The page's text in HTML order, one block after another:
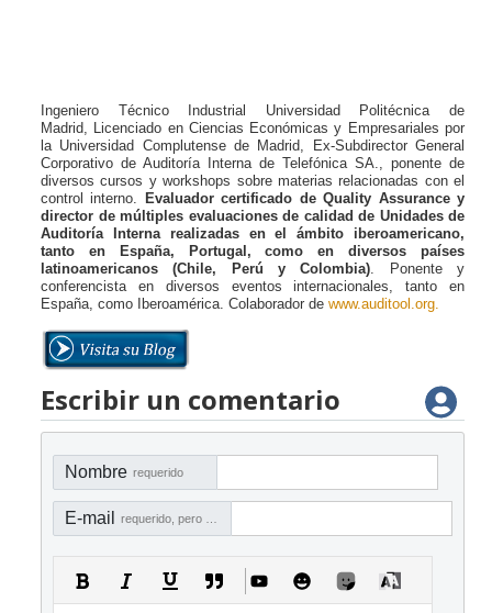
ngeniero Técnico Industrial Universidad Politécnica de
Madrid, Licenciado en Ciencias Económicas y Empresariales por
la Universidad Complutense de Madrid,
Ex-Subdirector General
Corporativo de Auditoría Interna de Telefónica SA., ponente de
diversos cursos y workshops sobre materias relacionadas con el
control interno.
Evaluador certificado de Quality Assurance y
director de múltiples evaluaciones de calidad de Unidades de
Auditoría Interna realizadas en el ámbito iberoamericano,
tanto en España, Portugal, como en diversos países
latinoamericanos (Chile, Perú y Colombia). Ponente y
conferencista en diversos eventos internacionales, tanto en
España, como Iberoamérica. Colaborador de www.auditool.org.
Escribir un comentario
Nombre requerido
E-mail